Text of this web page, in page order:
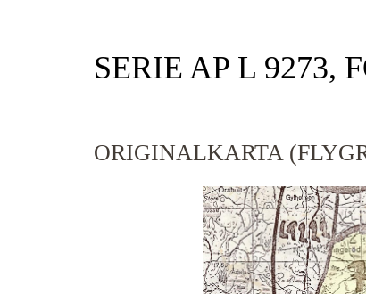
SERIE AP L 9273,
ORIGINALKARTA